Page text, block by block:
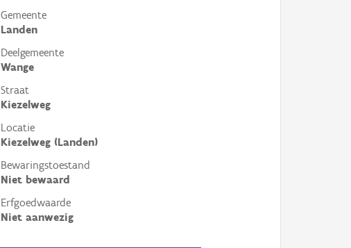
Gemeente
Landen
Deelgemeente
Wange
Straat
Kiezelweg
Locatie
Kiezelweg (Landen)
Bewaringstoestand
Niet bewaard
Erfgoedwaarde
Niet aanwezig